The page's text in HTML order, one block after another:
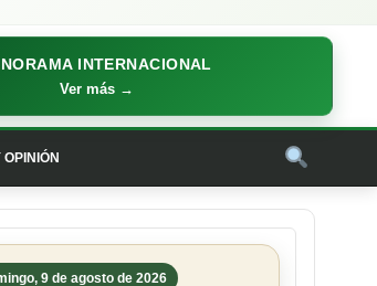
INTERNACIONAL
Ver más →
9 de agosto de 2026